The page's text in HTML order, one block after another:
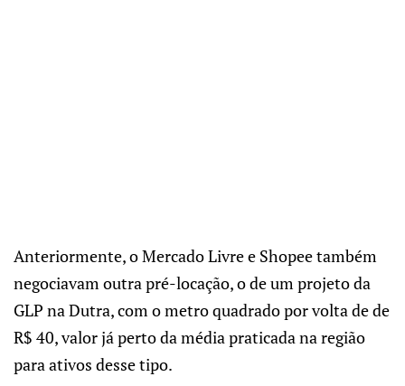
Anteriormente, o Mercado Livre e Shopee também
negociavam outra pré-locação, o de um projeto da
GLP na Dutra, com o metro quadrado por volta de de
R$ 40, valor já perto da média praticada na região
para ativos desse tipo.